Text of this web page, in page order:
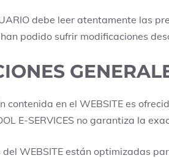
debe leer atentamente las
podido sufrir modificaciones
contenida en el WEBSITE es
E-SERVICES no garantiza la
WEBSITE están optimizadas